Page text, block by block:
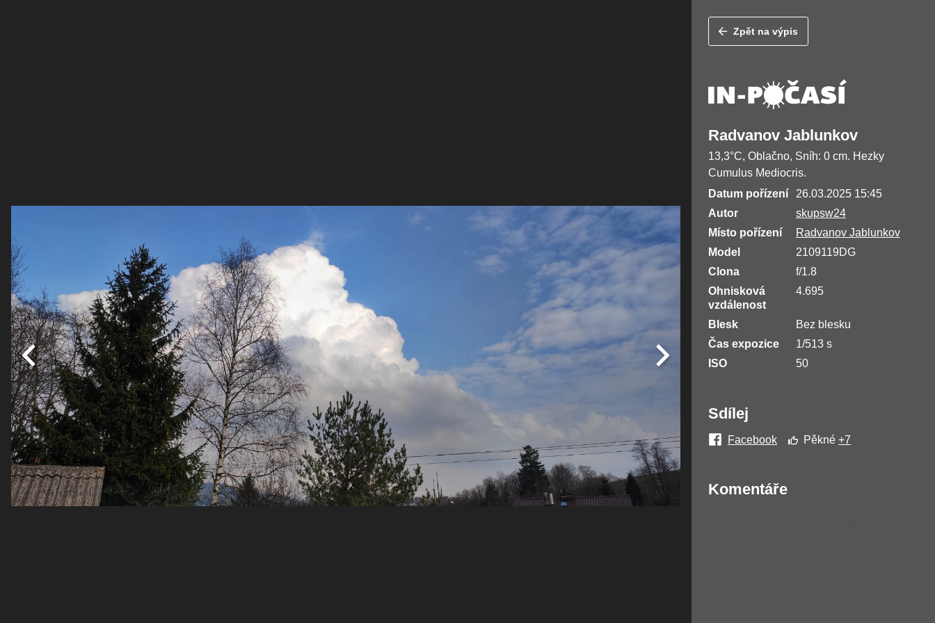
Zpět na výpis
Radvanov Jablunkov
13,3°C, Oblačno, Sníh: 0 cm. Hezky
Cumulus Mediocris.
Datum pořízení
26.03.2025 15:45
Autor
skupsw24
Místo pořízení
Radvanov Jablunkov
Model
2109119DG
Clona
f/1.8
Ohnisková
vzdálenost
4.695
Blesk
Bez blesku
Čas expozice
1/513 s
ISO
50
Sdílej
Facebook Pěkné +7
Komentáře